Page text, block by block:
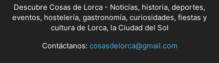
Descubre Cosas de Lorca - Noticias, historia, deportes,
eventos, hostelería, gastronomía, curiosidades, fiestas y
cultura de Lorca, la Ciudad del Sol
Contáctanos: cosasdelorca@gmail.com